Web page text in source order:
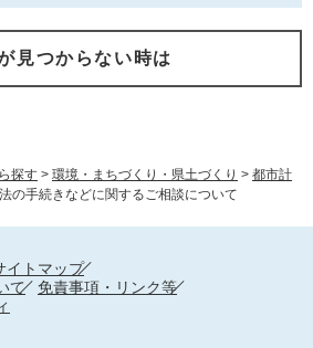
探す > 環境・まちづくり・県土づくり > 都市計
の手続きなどに関するご相談について
見つからない時は
イトマップ
て
免責事項・リンク等